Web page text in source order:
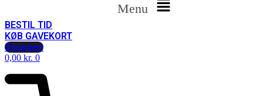
Menu
BESTIL TID
KØB GAVEKORT
Shoppen
0,00 kr. 0